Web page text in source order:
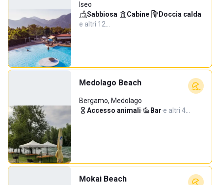
Iseo
Sabbiosa· Cabine· Doccia calda·
e altri 12…
Medolago Beach
Bergamo, Medolago
Accesso animali· Bar·e altri 4…
Mokai Beach